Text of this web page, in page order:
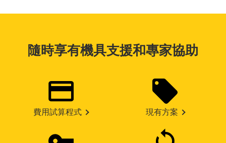
隨時享有機具支援和專家協助
費用試算程式 現有方案